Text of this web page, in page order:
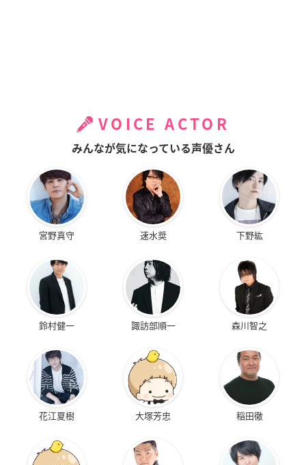
VOICE ACTOR
みんなが気になっている声優さん
宮野真守 速水奨 下野紘
鈴村健一 諏訪部順一 森川智之
花江夏樹 大塚芳忠 稲田徹